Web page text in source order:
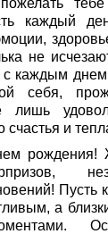
каждый
не
каждым
себя,
лишь
счастья и
рождения!
Пусть
а